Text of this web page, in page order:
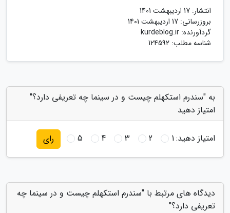
انتشار: 17 اردیبهشت 1401
بروزرسانی: 17 اردیبهشت 1401
گردآورنده: kurdeblog.ir
شناسه مطلب: 124592
به "سندرم استکهلم چیست و در سینما چه تعریفی دارد؟"
امتیاز دهید
امتیاز دهید:1
2
3
4
5 رای
دیدگاه های مرتبط با "سندرم استکهلم چیست و در سینما چه
تعریفی دارد؟"